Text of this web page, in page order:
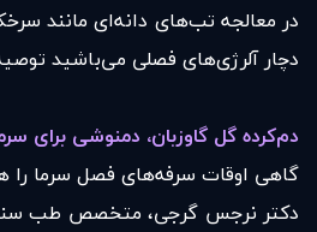
در معالجه تب‌های دانه‌ای مانند
دچار آلرژی‌های فصلی می‌باشید
دم‌کرده گل گاوزبان، دمنوشی برای
گاهی اوقات سرفه‌های فصل سرما را
دکتر نرجس گرجی، متخصص طب سنتی